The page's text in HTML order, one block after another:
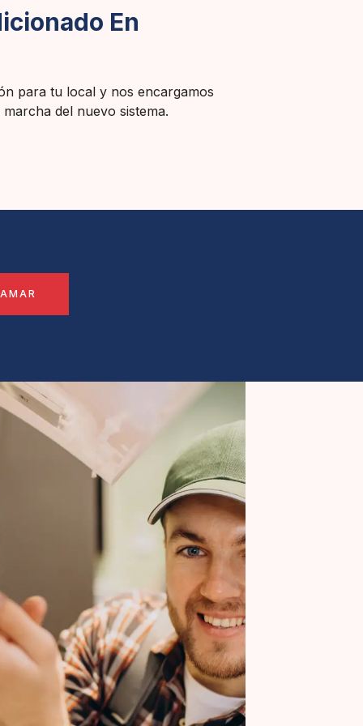
En
para tu local y nos encargamos
del nuevo sistema.